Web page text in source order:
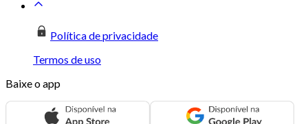
Política de privacidade
Termos de uso
Baixe o app